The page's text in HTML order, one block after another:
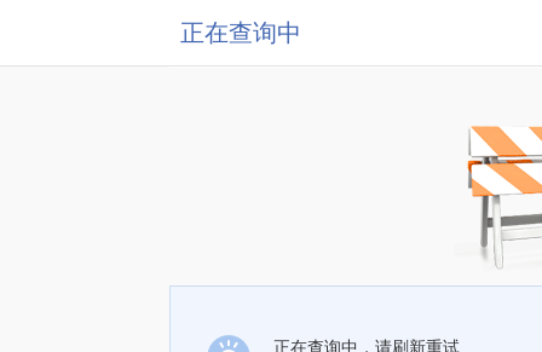
正在查询中
正在查询中，请刷新重试